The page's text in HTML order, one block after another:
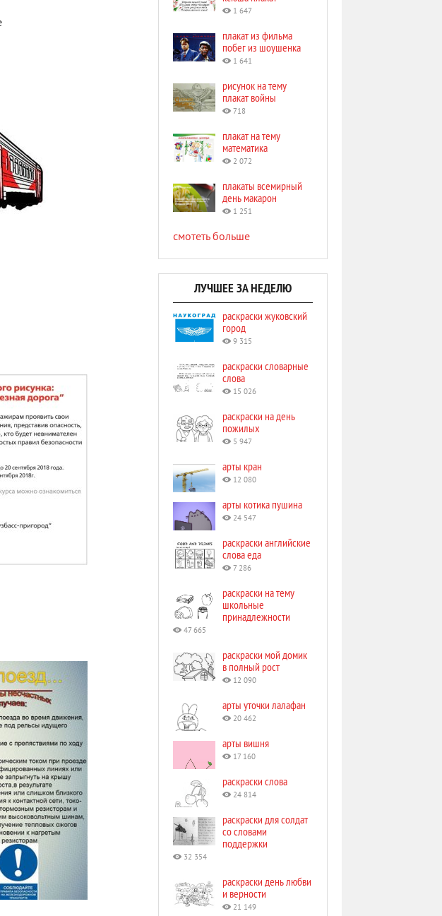
1 647
плакат из фильма
побег из шоушенка
1 641
рисунок на тему
плакат войны
718
плакат на тему
математика
2 072
плакаты всемирный
день макарон
1 251
смотеть больше
ЛУЧШЕЕ ЗА НЕДЕЛЮ
раскраски жуковский
город
9 315
раскраски словарные
слова
15 026
раскраски на день
пожилых
5 947
арты кран
12 080
арты котика пушина
24 547
раскраски английские
слова еда
7 286
раскраски на тему
школьные
принадлежности
47 665
раскраски мой домик
в полный рост
12 090
арты уточки лалафан
20 462
арты вишня
17 160
раскраски слова
24 814
раскраски для солдат
со словами
поддержки
32 354
раскраски день любви
и верности
21 149